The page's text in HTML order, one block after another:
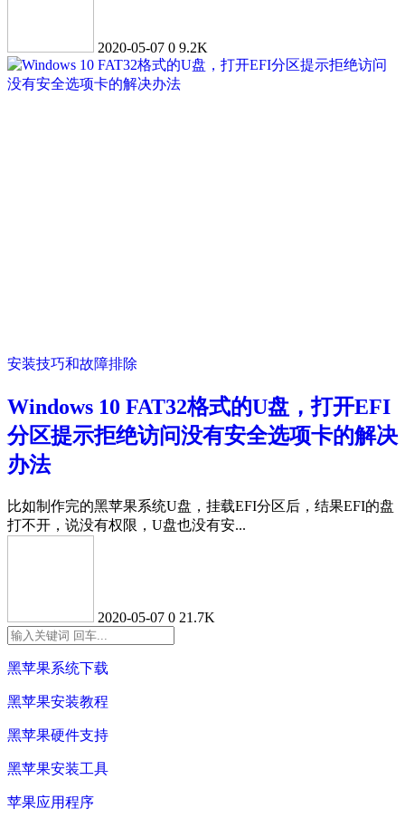
2020-05-07 0 9.2K
安装技巧和故障排除
Windows 10 FAT32格式的U盘，打开EFI
分区提示拒绝访问没有安全选项卡的解决
办法
比如制作完的黑苹果系统U盘，挂载EFI分区后，结果EFI的盘
打不开，说没有权限，U盘也没有安...
2020-05-07 0 21.7K
黑苹果系统下载
黑苹果安装教程
黑苹果硬件支持
黑苹果安装工具
苹果应用程序